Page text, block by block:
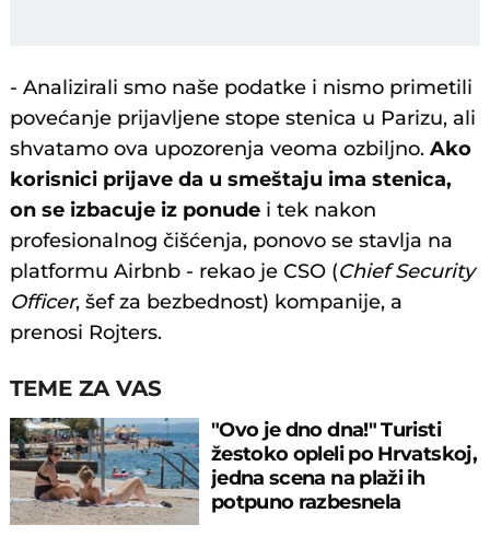
- Analizirali smo naše podatke i nismo primetili
povećanje prijavljene stope stenica u Parizu, ali
shvatamo ova upozorenja veoma ozbiljno.Ako
korisnici prijave da u smeštaju ima stenica,
on se izbacuje iz ponude i tek nakon
profesionalnog čišćenja, ponovo se stavlja na
platformu Airbnb - rekao je CSO (Chief Security
Officer, šef za bezbednost) kompanije, a
prenosi Rojters.
TEME ZA VAS
"Ovo je dno dna!" Turisti
žestoko opleli po Hrvatskoj,
jedna scena na plaži ih
potpuno razbesnela